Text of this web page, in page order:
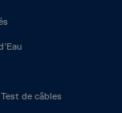
de câbles